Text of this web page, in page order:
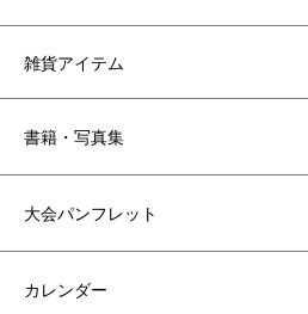
雑貨アイテム
書籍・写真集
大会パンフレット
カレンダー